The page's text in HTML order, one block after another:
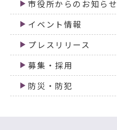
市役所からのお知らせ
イベント情報
プレスリリース
募集・採用
防災・防犯